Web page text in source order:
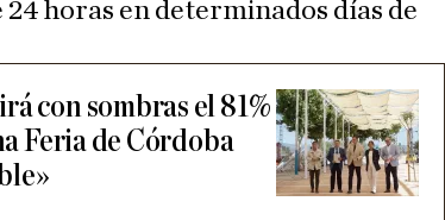
horas en determinados días de
con sombras el 81%
Feria de Córdoba